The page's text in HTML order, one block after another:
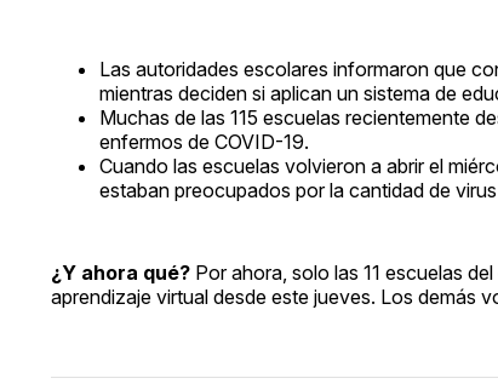
Las autoridades escolares informaron que
mientras deciden si aplican un sistema de
Muchas de las 115 escuelas recientemente
enfermos de COVID-19.
Cuando las escuelas volvieron a abrir el
estaban preocupados por la cantidad de
¿Y ahora qué? Por ahora, solo las 11 escuelas
aprendizaje virtual desde este jueves. Los demás